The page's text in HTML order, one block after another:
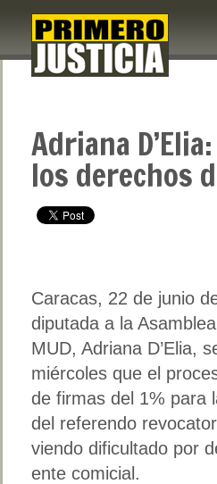
Adriana
los derechos
Caracas, 22 de junio
diputada a la
MUD, Adriana D’Elia,
miércoles que el
de firmas del 1% para
del referendo
viendo dificultado por
ente comicial.